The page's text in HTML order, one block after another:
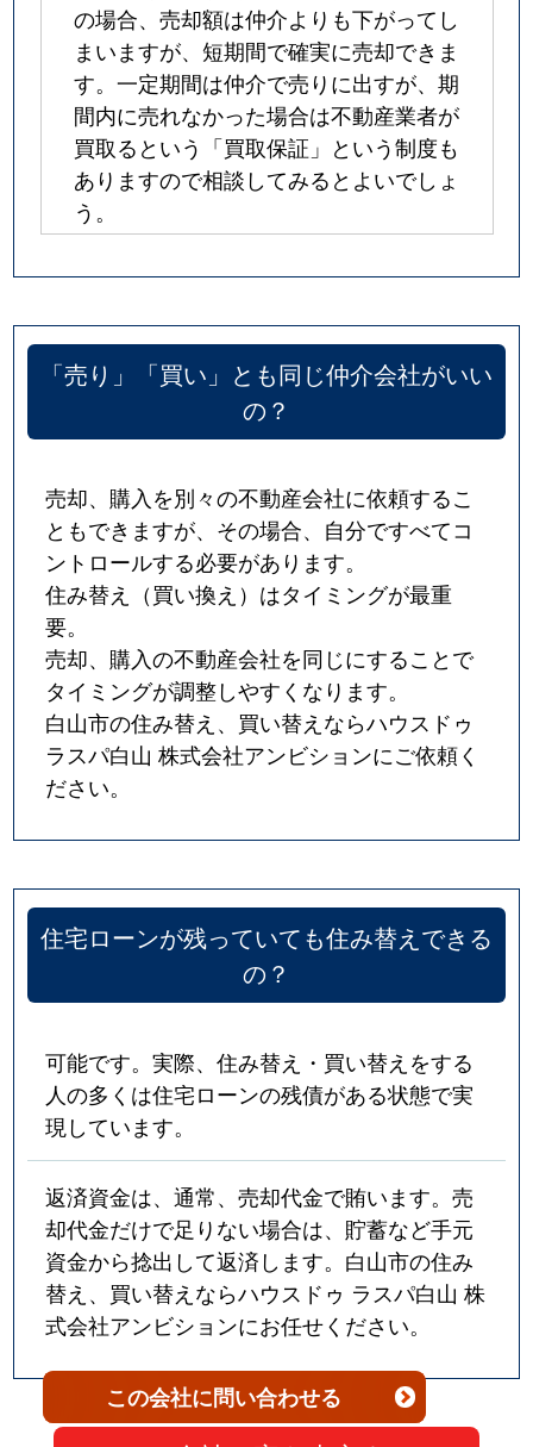
の場合、売却額は仲介よりも下がってし
まいますが、短期間で確実に売却できま
す。一定期間は仲介で売りに出すが、期
間内に売れなかった場合は不動産業者が
買取るという「買取保証」という制度も
ありますので相談してみるとよいでしょ
う。
「売り」「買い」とも同じ仲介会社がいい
の？
売却、購入を別々の不動産会社に依頼するこ
ともできますが、その場合、自分ですべてコ
ントロールする必要があります。
住み替え（買い換え）はタイミングが最重
要。
売却、購入の不動産会社を同じにすることで
タイミングが調整しやすくなります。
白山市の住み替え、買い替えならハウスドゥ
ラスパ白山 株式会社アンビションにご依頼く
ださい。
住宅ローンが残っていても住み替えできる
の？
可能です。実際、住み替え・買い替えをする
人の多くは住宅ローンの残債がある状態で実
現しています。
返済資金は、通常、売却代金で賄います。売
却代金だけで足りない場合は、貯蓄など手元
資金から捻出して返済します。白山市の住み
替え、買い替えならハウスドゥ ラスパ白山 株
式会社アンビションにお任せください。
この会社に問い合わせる